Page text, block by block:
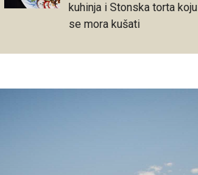
kuhinja i Stonska torta koju
se mora kušati